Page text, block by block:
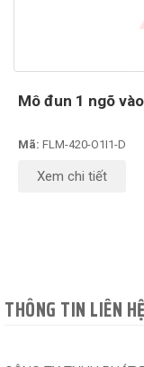
Mô đun 1 ngõ
Mã: FLM-420-O1I1-D
Xem chi tiết
THÔNG TIN LIÊN HỆ